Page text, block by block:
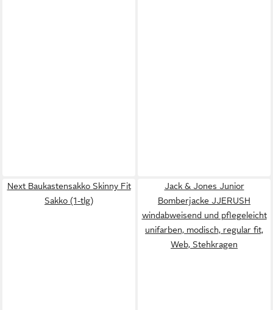
Next Baukastensakko Skinny Fit
Sakko (1-tlg)
Jack & Jones Junior
Bomberjacke JJERUSH
windabweisend und pflegeleicht
unifarben, modisch, regular fit,
Web, Stehkragen